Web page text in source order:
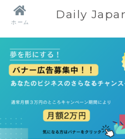
ホーム
Daily